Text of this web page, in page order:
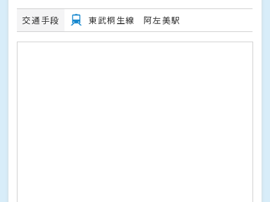
交通手段 東武桐生線 阿左美駅